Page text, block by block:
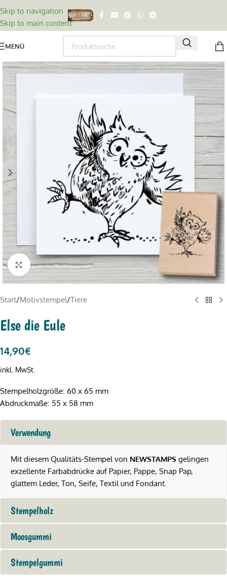
Skip to navigation
Skip to main content
MENÜ
Click to enlarge
Start/Motivstempel/Tiere
Else die Eule
14,90€
inkl. MwSt.
Stempelholzgröße: 60 x 65 mm
Abdruckmaße: 55 x 58 mm
Verwendung
Mit diesem Qualitäts-Stempel von NEWSTAMPS gelingen
exzellente Farbabdrücke auf Papier, Pappe, Snap Pap,
glattem Leder, Ton, Seife, Textil und Fondant.
Stempelholz
Moosgummi
Stempelgummi